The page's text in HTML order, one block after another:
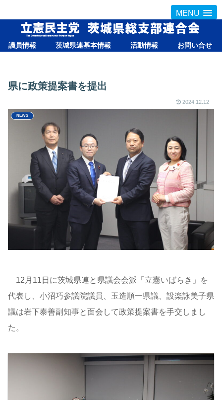
MENU
議員情報 茨城県連基本情報 活動情報 お問い合せ
県に政策提案書を提出
2024.12.12
NEWS
12月11日に茨城県連と県議会会派「立憲いばらき」を
代表し、小沼巧参議院議員、玉造順一県議、設楽詠美子県
議は岩下泰善副知事と面会して政策提案書を手交しまし
た。